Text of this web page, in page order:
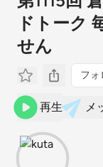
ドトーク
せん
フォ
再生 メ